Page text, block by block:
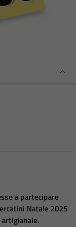
a partecipare
Natale 2025